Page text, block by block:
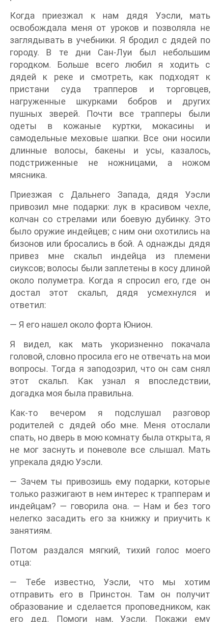
Когда приезжал к нам дядя Уэсли, мать
освобождала меня от уроков и позволяла не
заглядывать в учебники. Я бродил с дядей по
городу. В те дни Сан-Луи был небольшим
городком. Больше всего любил я ходить с
дядей к реке и смотреть, как подходят к
пристани суда трапперов и торговцев,
нагруженные шкурками бобров и других
пушных зверей. Почти все трапперы были
одеты в кожаные куртки, мокасины и
самодельные меховые шапки. Все они носили
длинные волосы, бакены и усы, казалось,
подстриженные не ножницами, а ножом
мясника.
Приезжая с Дальнего Запада, дядя Уэсли
привозил мне подарки: лук в красивом чехле,
колчан со стрелами или боевую дубинку. Это
было оружие индейцев; с ним они охотились на
бизонов или бросались в бой. А однажды дядя
привез мне скальп индейца из племени
сиуксов; волосы были заплетены в косу длиной
около полуметра. Когда я спросил его, где он
достал этот скальп, дядя усмехнулся и
ответил:
— Я его нашел около форта Юнион.
Я видел, как мать укоризненно покачала
головой, словно просила его не отвечать на мои
вопросы. Тогда я заподозрил, что он сам снял
этот скальп. Как узнал я впоследствии,
догадка моя была правильна.
Как-то вечером я подслушал разговор
родителей с дядей обо мне. Меня отослали
спать, но дверь в мою комнату была открыта, я
не мог заснуть и поневоле все слышал. Мать
упрекала дядю Уэсли.
— Зачем ты привозишь ему подарки, которые
только разжигают в нем интерес к трапперам и
индейцам? — говорила она. — Нам и без того
нелегко засадить его за книжку и приучить к
занятиям.
Потом раздался мягкий, тихий голос моего
отца:
— Тебе известно, Уэсли, что мы хотим
отправить его в Принстон. Там он получит
образование и сделается проповедником, как
его дед. Помоги нам, Уэсли. Покажи ему